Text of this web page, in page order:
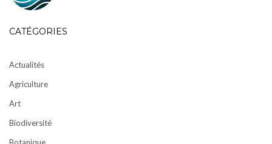
CATÉGORIES
Actualités
Agriculture
Art
Biodiversité
Botanique